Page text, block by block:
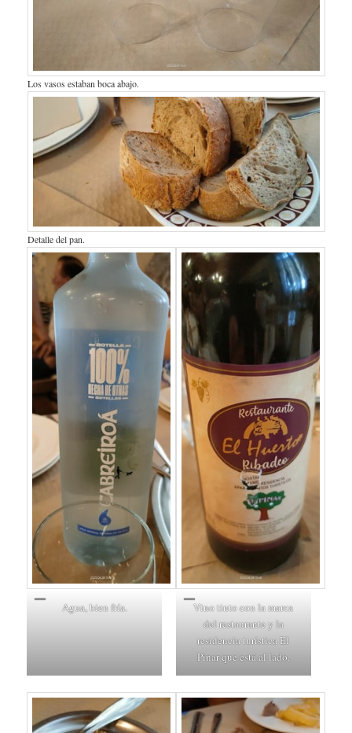
Los vasos estaban boca abajo.
Detalle del pan.
Agua, bien fría.
Vino tinto con la marca
del restaurante y la
residencia turística El
Pinar que está al lado.